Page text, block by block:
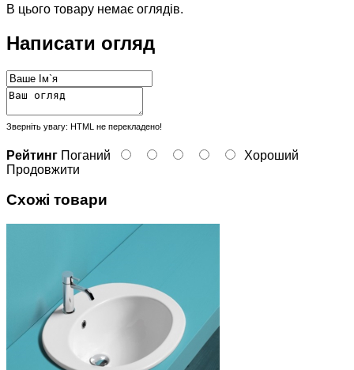
В цього товару немає оглядів.
Написати огляд
Зверніть увагу: HTML не перекладено!
Рейтинг Поганий
Хороший
Продовжити
Схожі товари